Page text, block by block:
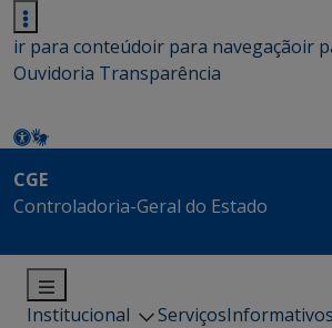
ir para conteúdoir para navegaçãoir
Ouvidoria Transparência
CGE
Controladoria-Geral do Estado
Institucional ServiçosInformativos